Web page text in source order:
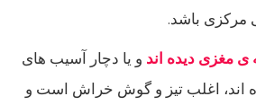
مرکزی باشد.
مغزی دیده اند و یا دچار آسیب های
اند، اغلب تیز و گوش خراش است و